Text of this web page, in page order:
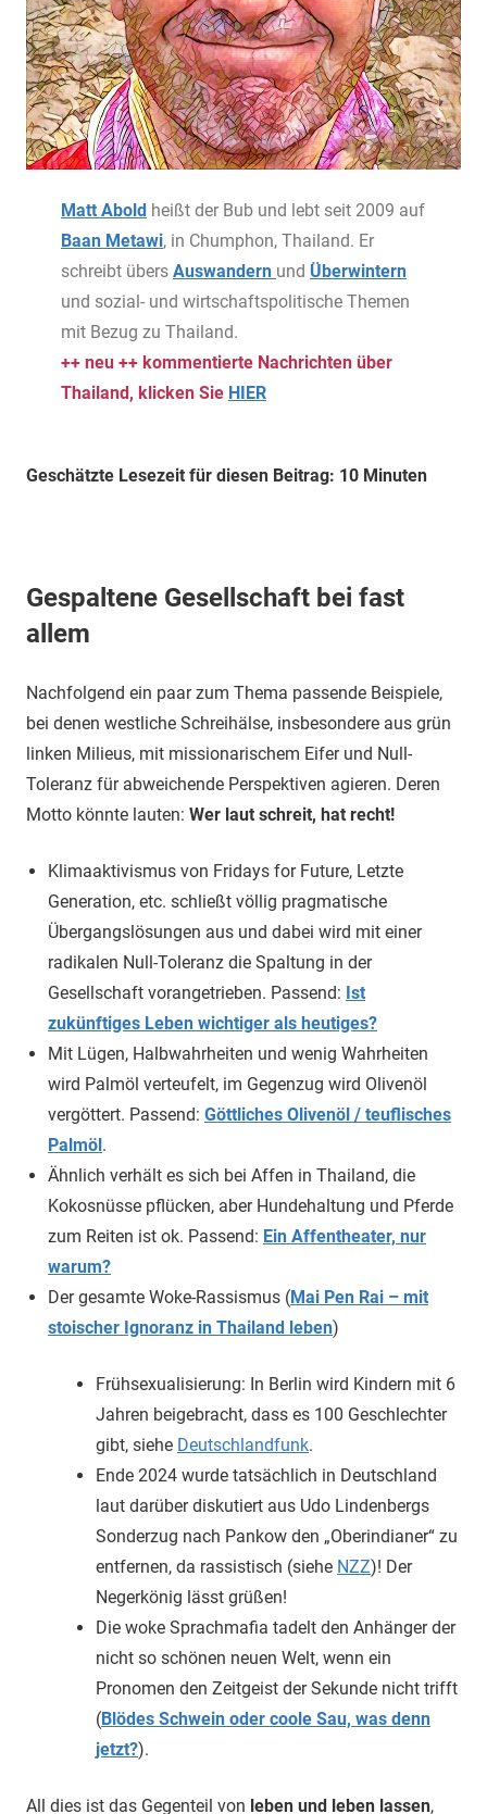
Matt Abold heißt der Bub und lebt seit 2009 auf
Baan Metawi, in Chumphon, Thailand. Er
schreibt übers Auswandern und Überwintern
und sozial- und wirtschaftspolitische Themen
mit Bezug zu Thailand.
++ neu ++ kommentierte Nachrichten über
Thailand, klicken Sie HIER
Geschätzte Lesezeit für diesen Beitrag: 10 Minuten
Gespaltene Gesellschaft bei fast
allem
Nachfolgend ein paar zum Thema passende Beispiele,
bei denen westliche Schreihälse, insbesondere aus grün
linken Milieus, mit missionarischem Eifer und Null-
Toleranz für abweichende Perspektiven agieren. Deren
Motto könnte lauten: Wer laut schreit, hat recht!
Klimaaktivismus von Fridays for Future, Letzte
Generation, etc. schließt völlig pragmatische
Übergangslösungen aus und dabei wird mit einer
radikalen Null-Toleranz die Spaltung in der
Gesellschaft vorangetrieben. Passend: Ist
zukünftiges Leben wichtiger als heutiges?
Mit Lügen, Halbwahrheiten und wenig Wahrheiten
wird Palmöl verteufelt, im Gegenzug wird Olivenöl
vergöttert. Passend: Göttliches Olivenöl / teuflisches
Palmöl.
Ähnlich verhält es sich bei Affen in Thailand, die
Kokosnüsse pflücken, aber Hundehaltung und Pferde
zum Reiten ist ok. Passend: Ein Affentheater, nur
warum?
Der gesamte Woke-Rassismus (Mai Pen Rai – mit
stoischer Ignoranz in Thailand leben)
Frühsexualisierung: In Berlin wird Kindern mit 6
Jahren beigebracht, dass es 100 Geschlechter
gibt, siehe Deutschlandfunk.
Ende 2024 wurde tatsächlich in Deutschland
laut darüber diskutiert aus Udo Lindenbergs
Sonderzug nach Pankow den „Oberindianer“ zu
entfernen, da rassistisch (siehe NZZ)! Der
Negerkönig lässt grüßen!
Die woke Sprachmafia tadelt den Anhänger der
nicht so schönen neuen Welt, wenn ein
Pronomen den Zeitgeist der Sekunde nicht trifft
(Blödes Schwein oder coole Sau, was denn
jetzt?).
All dies ist das Gegenteil von leben und leben lassen,